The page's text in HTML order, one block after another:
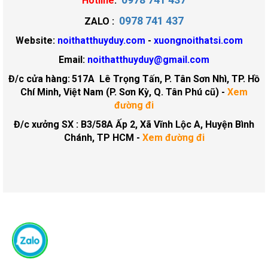
ZALO : 0978 741 437
Website: noithatthuyduy.com - xuongnoithatsi.com
Email: noithatthuyduy@gmail.com
Đ/c cửa hàng:517A Lê Trọng Tấn, P. Tân Sơn Nhì, TP. Hồ
Chí Minh, Việt Nam (P. Sơn Kỳ, Q. Tân Phú cũ) - Xem
đường đi
Đ/c xưởng SX : B3/58A Ấp 2, Xã Vĩnh Lộc A, Huyện Bình
Chánh, TP HCM - Xem đường đi